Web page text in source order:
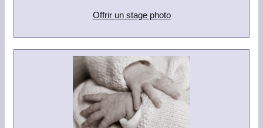
Offrir un stage photo